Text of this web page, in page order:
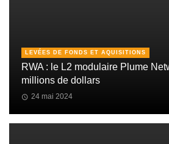
LEVÉES DE FONDS ET AQUISITIONS
RWA : le L2 modulaire Plume
millions de dollars
24 mai 2024